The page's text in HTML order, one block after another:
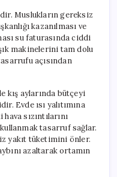
Muslukların gereksiz
kazanılması ve
su faturasında ciddi
makinelerini tam dolu
açısından
kış aylarında bütçeyi
Evde ısı yalıtımına
sızıntılarını
tasarruf sağlar.
yakıt tüketimini önler.
azaltarak ortamın